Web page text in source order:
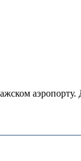
аэропорту.